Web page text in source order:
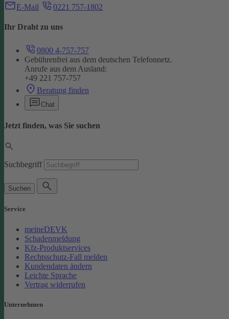
E-Mail
0221 757-1802
Ihr Draht zu uns
0800 4-757-757
Gebührenfrei aus dem deutschen Telefonnetz.
Anrufe aus dem Ausland:
+49 221 757-757
Beratung finden
Chat
Jetzt finden, was Sie suchen
Suchbegriff
Suchen
Service
meineDEVK
Schadenmeldung
Kfz-Produktservices
Rechtsschutz-Fall melden
Kundendaten ändern
Leichte Sprache
Vertrag widerrufen
Unternehmen